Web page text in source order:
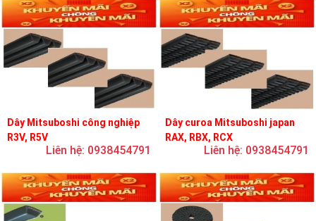
Dây Mitsuboshi công nghiệp
R3V, R5V
Liên hệ: 0938454791
Dây curoa Mitsuboshi japan
RAX, RBX, RCX
Liên hệ: 0938454791